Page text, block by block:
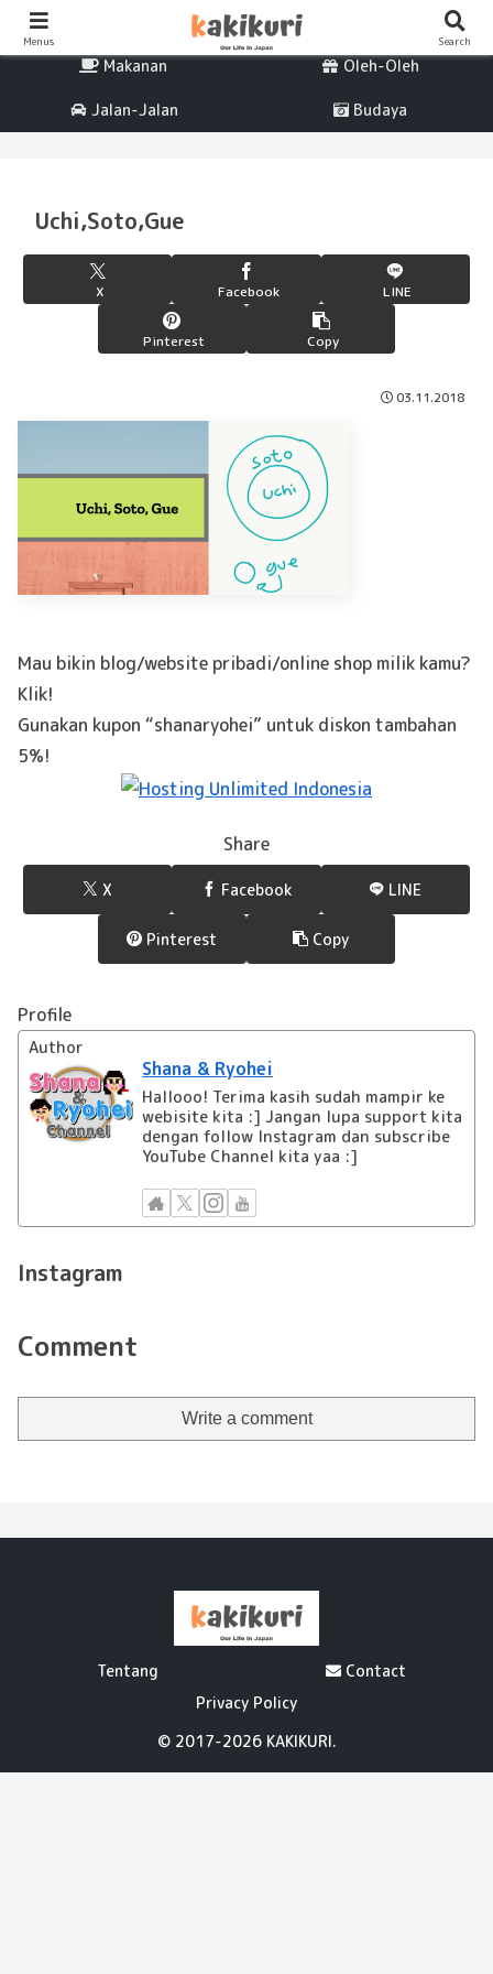
Makanan Oleh-Oleh
Jalan-Jalan Budaya
Uchi,Soto,Gue
X Facebook LINE
Pinterest Copy
03.11.2018
Mau bikin blog/website pribadi/online shop milik kamu?
Klik!
Gunakan kupon “shanaryohei” untuk diskon tambahan
5%!
Share
X Facebook LINE
Pinterest Copy
Profile
Author
Shana & Ryohei
Hallooo! Terima kasih sudah mampir ke
webisite kita :] Jangan lupa support kita
dengan follow Instagram dan subscribe
YouTube Channel kita yaa :]
Instagram
Comment
Write a comment
Tentang
Contact
Privacy Policy
© 2017-2026 KAKIKURI.
Menus Search